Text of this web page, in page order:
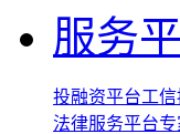
服务
投融资平台工
法律服务平台专